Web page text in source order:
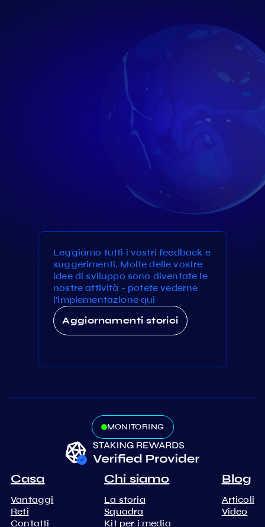
Leggiamo tutti i vostri feedback e
suggerimenti. Molte delle vostre
idee di sviluppo sono diventate le
nostre attività - potete vederne
l'implementazione qui
Aggiornamenti storici
MONITORING
Casa
Vantaggi
Reti
Contatti
Chi siamo
La storia
Squadra
Kit per i media
Blog
Articoli
Video